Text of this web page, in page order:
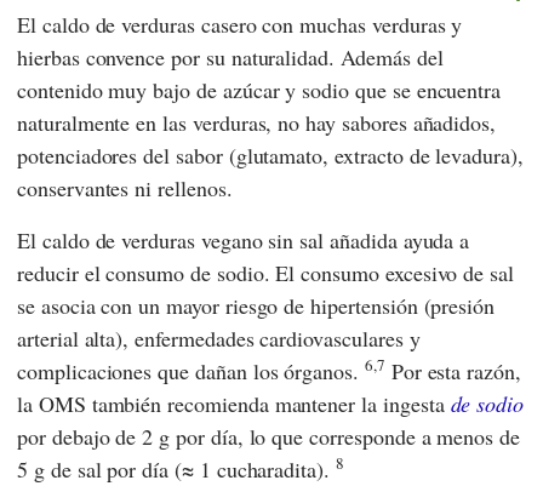
El caldo de verduras casero con muchas verduras y
hierbas convence por su naturalidad. Además del
contenido muy bajo de azúcar y sodio que se encuentra
naturalmente en las verduras, no hay sabores añadidos,
potenciadores del sabor (glutamato, extracto de levadura),
conservantes ni rellenos.
El caldo de verduras vegano sin sal añadida ayuda a
reducir el consumo de sodio. El consumo excesivo de sal
se asocia con un mayor riesgo de hipertensión (presión
arterial alta), enfermedades cardiovasculares y
complicaciones que dañan los órganos. 6,7 Por esta razón,
la OMS también recomienda mantener la ingesta de sodio
por debajo de 2 g por día, lo que corresponde a menos de
5 g de sal por día (≈ 1 cucharadita). 8